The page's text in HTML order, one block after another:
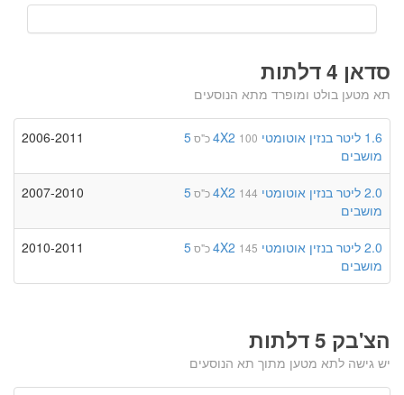
סדאן 4 דלתות
תא מטען בולט ומופרד מתא הנוסעים
1.6 ליטר בנזין אוטומטי 4X2 100 כ"ס
5
מושבים
2006-2011
2.0 ליטר בנזין אוטומטי 4X2 144 כ"ס
5
מושבים
2007-2010
2.0 ליטר בנזין אוטומטי 4X2 145 כ"ס
5
מושבים
2010-2011
הצ'בק 5 דלתות
יש גישה לתא מטען מתוך תא הנוסעים